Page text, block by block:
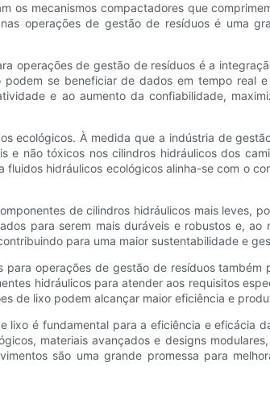
os mecanismos compactadores que
operações de gestão de resíduos é uma
operações de gestão de resíduos é a
se beneficiar de dados em tempo real
e ao aumento da confiabilidade,
ecológicos. À medida que a indústria de
​​e não tóxicos nos cilindros hidráulicos dos
hidráulicos ecológicos alinha-se com o
de cilindros hidráulicos mais leves,
para serem mais duráveis ​​e robustos e,
para uma maior sustentabilidade e
operações de gestão de resíduos
hidráulicos para atender aos requisitos
de lixo podem alcançar maior eficiência e
lixo é fundamental para a eficiência e eficácia
materiais avançados e designs
são uma grande promessa para